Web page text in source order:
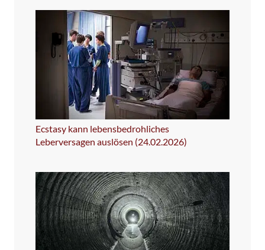
Ecstasy kann lebensbedrohliches
Leberversagen auslösen (24.02.2026)